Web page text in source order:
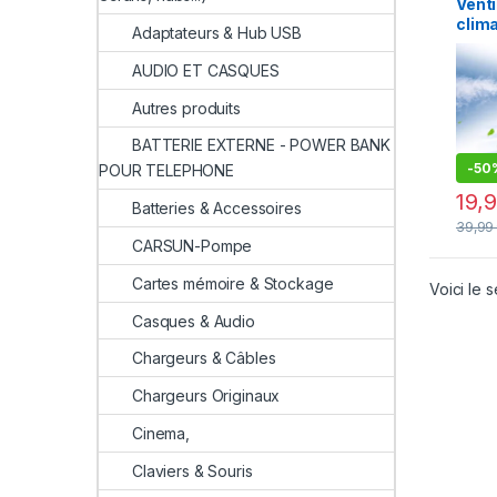
-
39,99
Voici le
Adaptateurs & Hub USB
AUDIO ET CASQUES
Autres produits
BATTERIE EXTERNE - POWER BANK
POUR TELEPHONE
Batteries & Accessoires
CARSUN-Pompe
Cartes mémoire & Stockage
Casques & Audio
Chargeurs & Câbles
Chargeurs Originaux
Cinema,
Claviers & Souris